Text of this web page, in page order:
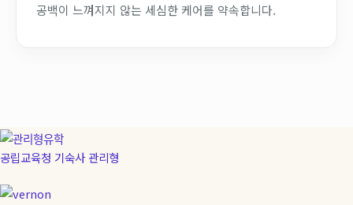
공백이 느껴지지 않는 세심한 케어를 약속합니다.
공립교육청 기숙사 관리형